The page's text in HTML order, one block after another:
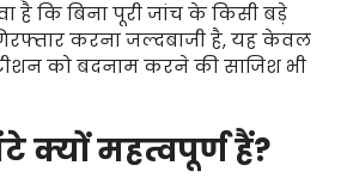
है कि बिना पूरी जांच के किसी बड़े
करना जल्दबाजी है, यह केवल
को बदनाम करने की साजिश भी
क्यों महत्वपूर्ण हैं?